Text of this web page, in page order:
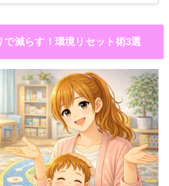
で減らす！環境リセット術3選